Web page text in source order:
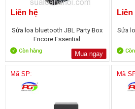
Liên hệ
Sửa loa bluetooth JBL Party Box
Encore Essential
Mua ngay
Liên
Sửa
Mã SP: Mã